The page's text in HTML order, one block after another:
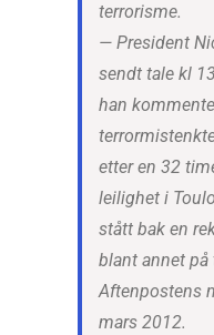
terrorisme.
— President
sendt tale kl
han
etter en 32
leilighet i
stått bak en
blant annet på
Aftenpostens
mars 2012.